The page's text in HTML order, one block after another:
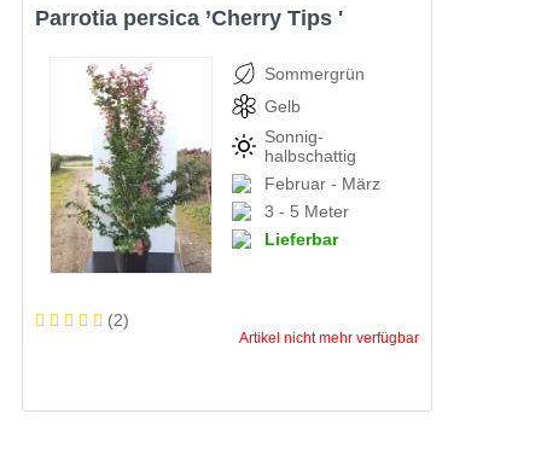
Parrotia persica ’Cherry Tips '
Sommergrün
Gelb
Sonnig-
halbschattig
Februar - März
3 - 5 Meter
Lieferbar
(2)
Artikel nicht mehr verfügbar